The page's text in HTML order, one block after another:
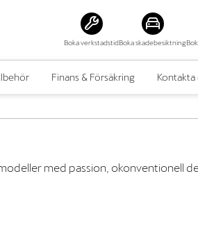
Boka verkstadstidBoka skadebesiktning
Finans & Försäkring Kontakta
med passion, okonventionell